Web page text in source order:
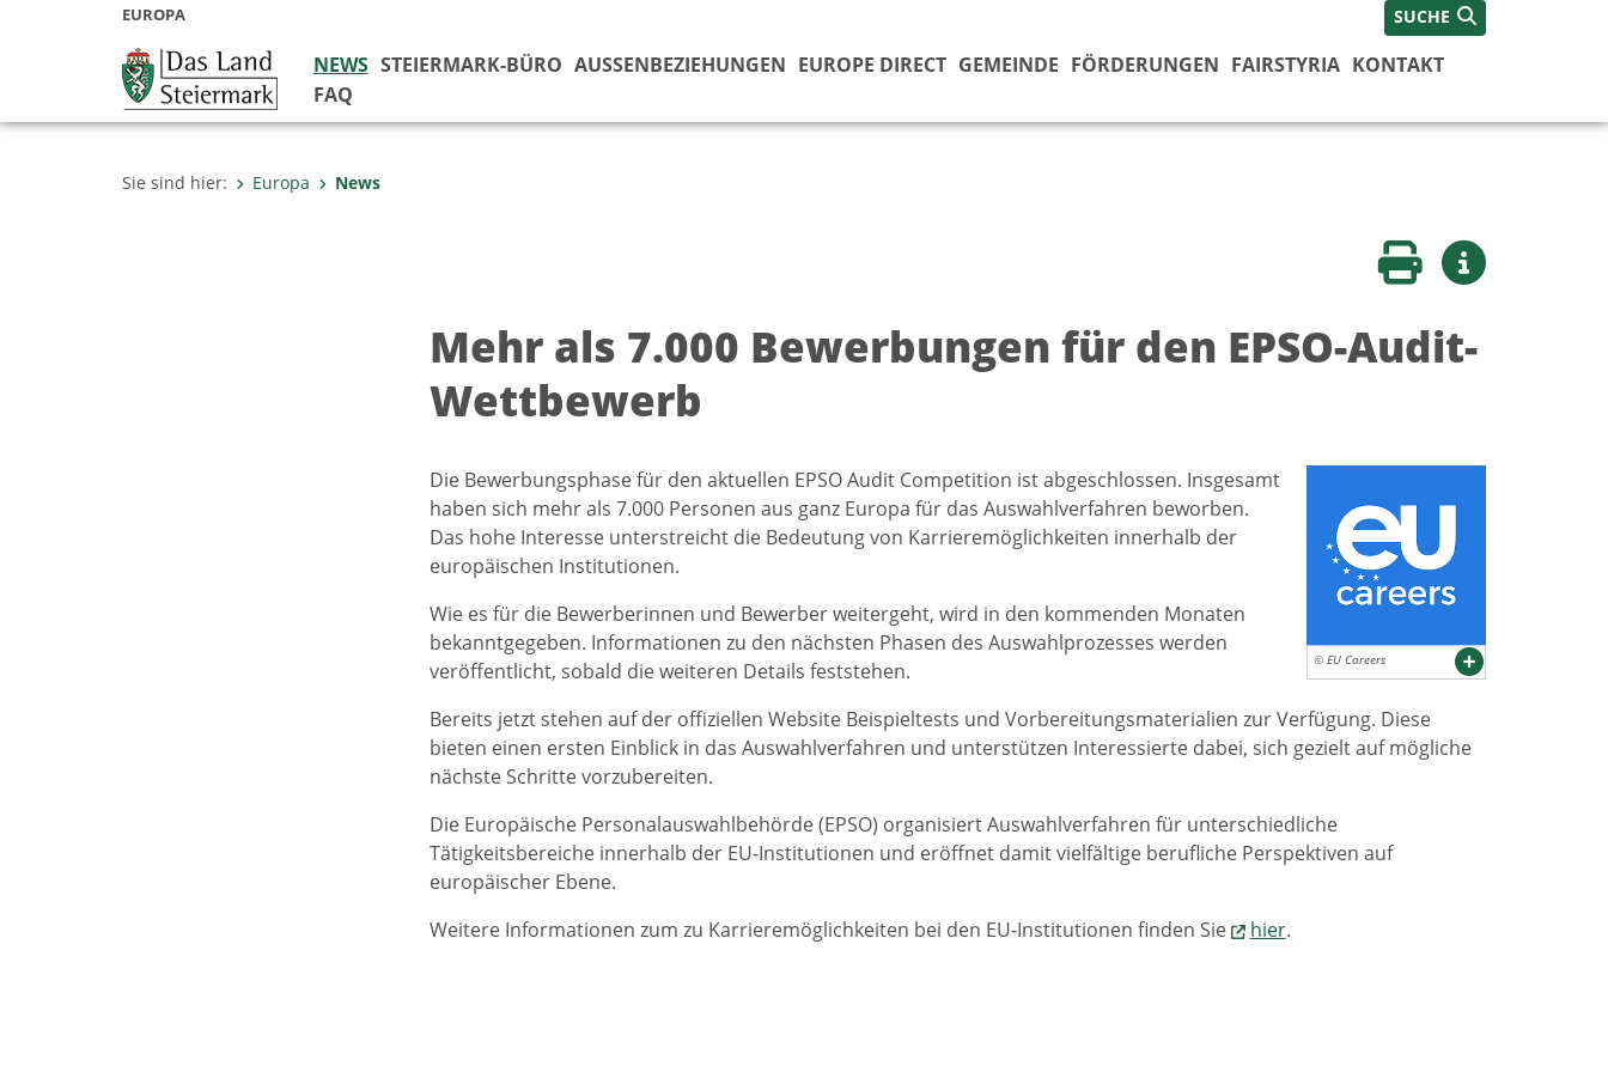
EUROPA SUCHE
NEWS STEIERMARK-BÜRO AUSSENBEZIEHUNGEN EUROPE DIRECT GEMEINDE FÖRDERUNGEN FAIRSTYRIA KONTAKT
FAQ
Sie sind hier: Europa News
Seite druckenWeitere Infos
Mehr als 7.000 Bewerbungen für den EPSO-Audit-
Wettbewerb
© EU Careers
Die Bewerbungsphase für den aktuellen EPSO Audit Competition ist abgeschlossen. Insgesamt
haben sich mehr als 7.000 Personen aus ganz Europa für das Auswahlverfahren beworben.
Das hohe Interesse unterstreicht die Bedeutung von Karrieremöglichkeiten innerhalb der
europäischen Institutionen.
Wie es für die Bewerberinnen und Bewerber weitergeht, wird in den kommenden Monaten
bekanntgegeben. Informationen zu den nächsten Phasen des Auswahlprozesses werden
veröffentlicht, sobald die weiteren Details feststehen.
Bereits jetzt stehen auf der offiziellen Website Beispieltests und Vorbereitungsmaterialien zur Verfügung. Diese
bieten einen ersten Einblick in das Auswahlverfahren und unterstützen Interessierte dabei, sich gezielt auf mögliche
nächste Schritte vorzubereiten.
Die Europäische Personalauswahlbehörde (EPSO) organisiert Auswahlverfahren für unterschiedliche
Tätigkeitsbereiche innerhalb der EU-Institutionen und eröffnet damit vielfältige berufliche Perspektiven auf
europäischer Ebene.
Weitere Informationen zum zu Karrieremöglichkeiten bei den EU-Institutionen finden Sie
hier.